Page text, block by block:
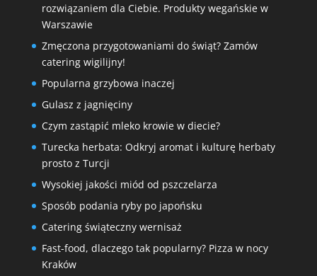
rozwiązaniem dla Ciebie. Produkty wegańskie w
Warszawie
Zmęczona przygotowaniami do świąt? Zamów
catering wigilijny!
Popularna grzybowa inaczej
Gulasz z jagnięciny
Czym zastąpić mleko krowie w diecie?
Turecka herbata: Odkryj aromat i kulturę herbaty
prosto z Turcji
Wysokiej jakości miód od pszczelarza
Sposób podania ryby po japońsku
Catering świąteczny wernisaż
Fast-food, dlaczego tak popularny? Pizza w nocy
Kraków